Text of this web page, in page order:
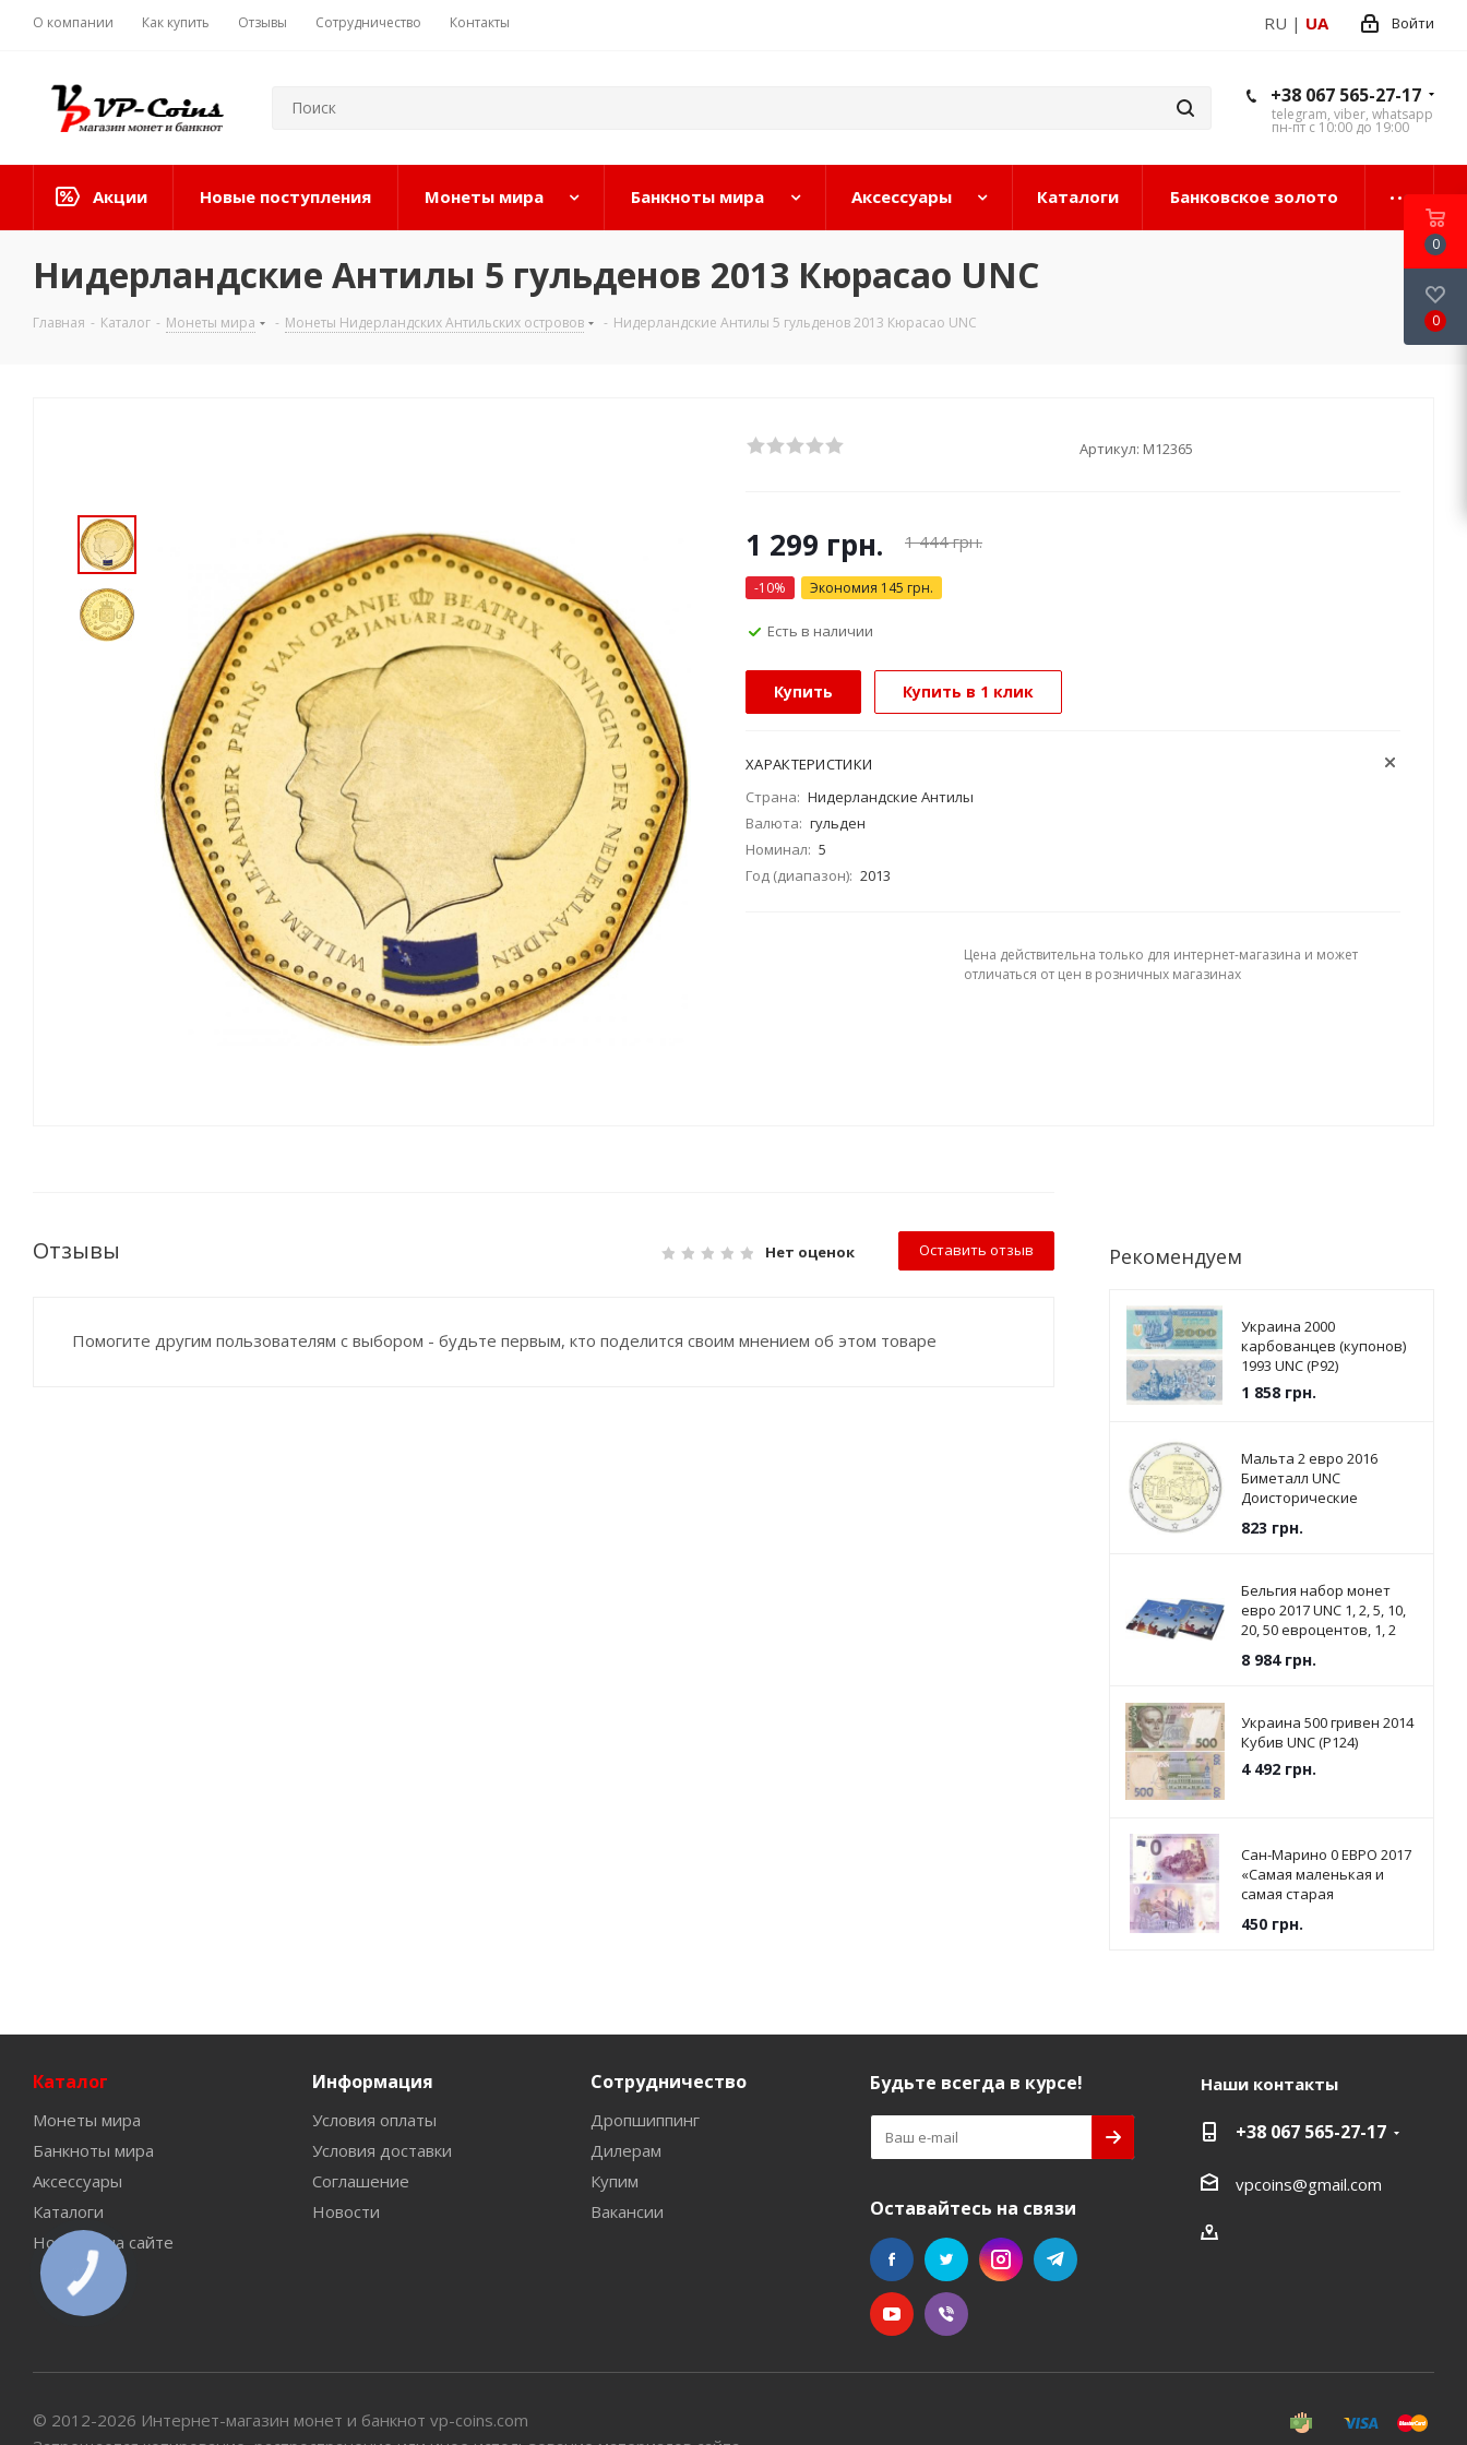
О компании Как купить Отзывы Сотрудничество Контакты Войти
RU | UA
+38 067 565-27-17
telegram, viber, whatsapp
пн-пт с 10:00 до 19:00
Акции Новые поступления Монеты мира Банкноты мира Аксессуары Каталоги Банковское золото
Нидерландские Антилы 5 гульденов 2013 Кюрасао UNC
Главная - Каталог - Монеты мира - Монеты Нидерландских Антильских островов - Нидерландские Антилы 5 гульденов 2013 Кюрасао UNC
Артикул: М12365
1 299 грн. 1 444грн.
-10% Экономия 145 грн.
Есть в наличии
Купить Купить в 1 клик
ХАРАКТЕРИСТИКИ
Страна: Нидерландские Антилы
Валюта: гульден
Номинал: 5
Год (диапазон): 2013
Цена действительна только для интернет-магазина и может
отличаться от цен в розничных магазинах
Отзывы Нет оценок Оставить отзыв
Помогите другим пользователям с выбором - будьте первым, кто поделится своим мнением об этом товаре
Рекомендуем
Украина 2000
карбованцев (купонов)
1993 UNC (P92)
1 858грн.
Мальта 2 евро 2016
Биметалл UNC
Доисторические
Джгантии
823 грн.
Бельгия набор монет
евро 2017 UNC 1, 2, 5, 10,
20, 50 евроцентов, 1, 2
упаковке
8 984грн.
Украина 500 гривен 2014
Кубив UNC (P124)
4 492грн.
Сан-Марино 0 ЕВРО 2017
«Самая маленькая и
самая старая
450грн.
Каталог
Монеты мира
Банкноты мира
Аксессуары
Каталоги
Новинки на сайте
Информация
Условия оплаты
Условия доставки
Соглашение
Новости
Сотрудничество
Дропшиппинг
Дилерам
Купим
Вакансии
Будьте всегда в курсе!
Оставайтесь на связи
Наши контакты
+38 067 565-27-17
vpcoins@gmail.com
© 2012-2026 Интернет-магазин монет и банкнот vp-coins.com
0
0